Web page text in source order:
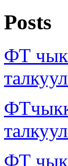
Posts
ФТ
ФТ